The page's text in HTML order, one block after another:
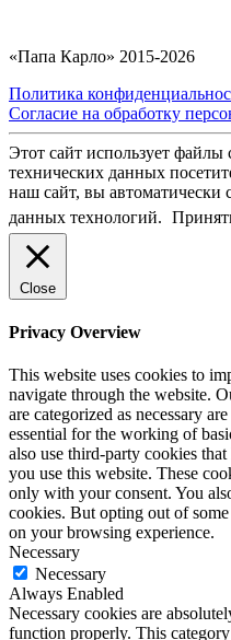
«Папа Карло» 2015-2026
Политика
Согласие на обработку
Этот сайт использует файлы
технических данных
наш сайт, вы автоматически
данных технологий.
Close
Privacy Overview
This website uses cookies to
navigate through the website.
are categorized as necessary
essential for the working of
also use third-party cookies
you use this website. These
only with your consent. You
cookies. But opting out of
on your browsing experience.
Necessary
Necessary
Always Enabled
Necessary cookies are
function properly. This